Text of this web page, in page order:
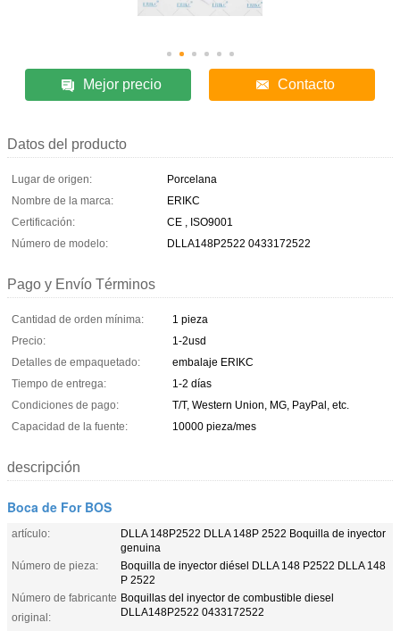
Mejor precio Contacto
Datos del producto
Lugar de origen:
Porcelana
Nombre de la marca:
ERIKC
Certificación:
CE , ISO9001
Número de modelo:
DLLA148P2522 0433172522
Pago y Envío Términos
Cantidad de orden mínima:
1 pieza
Precio:
1-2usd
Detalles de empaquetado:
embalaje ERIKC
Tiempo de entrega:
1-2 días
Condiciones de pago:
T/T, Western Union, MG, PayPal, etc.
Capacidad de la fuente:
10000 pieza/mes
descripción
Boca de For BOS
artículo:
DLLA 148P2522 DLLA 148P 2522 Boquilla de inyector
genuina
Número de pieza:
Boquilla de inyector diésel DLLA 148 P2522 DLLA 148
P 2522
Número de fabricante
original:
Boquillas del inyector de combustible diesel
DLLA148P2522 0433172522